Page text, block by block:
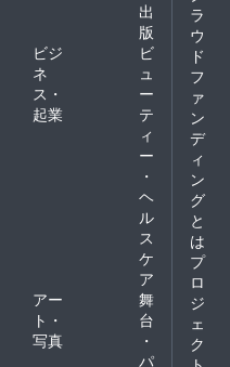
出
版
ビジ
ネ
ス・
起業
ビ
ュ
ー
テ
ィ
ー
・
ヘ
ル
ス
ケ
ア
アー
ト・
写真
舞
台
・
パ
ラ
ウ
ド
フ
ァ
ン
デ
ィ
ン
グ
と
は
プ
ロ
ジ
ェ
ク